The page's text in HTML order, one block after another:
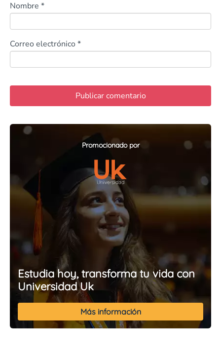
Promocionado por
Estudia hoy, transforma tu vida con
Universidad Uk
Más información
Nombre *
Correo electrónico *